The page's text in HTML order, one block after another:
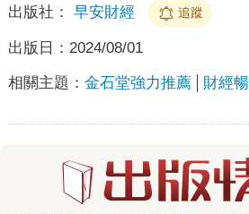
出版社： 早安財經 追蹤
出版日： 2024/08/01
相關主題： 金石堂強力推薦 財經